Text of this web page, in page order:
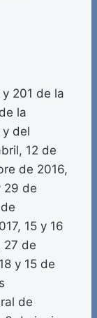
201 de la
la
y del
12 de
de 2016,
29 de
15 y 16
27 de
y 15 de
de